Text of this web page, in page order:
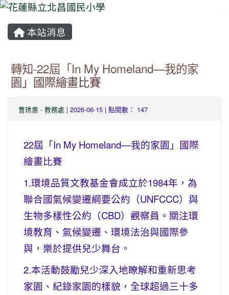
本站消息
轉知-22屆「In My Homeland—我的家
園」國際繪畫比賽
曹琇惠 - 教務處 | 2026-06-15 | 點閱數： 147
22屆「In My Homeland—我的家園」國際
繪畫比賽
1.環境品質文教基金會成立於1984年，為
聯合國氣候變遷綱要公約（UNFCCC）與
生物多樣性公約（CBD）觀察員。關注環
境教育、氣候變遷、環境法治與國際參
與，樂於提供兒少舞台。
2.本活動鼓勵兒少深入地瞭解和重新思考
家園、紀錄家園的樣貌，全球超過三十多